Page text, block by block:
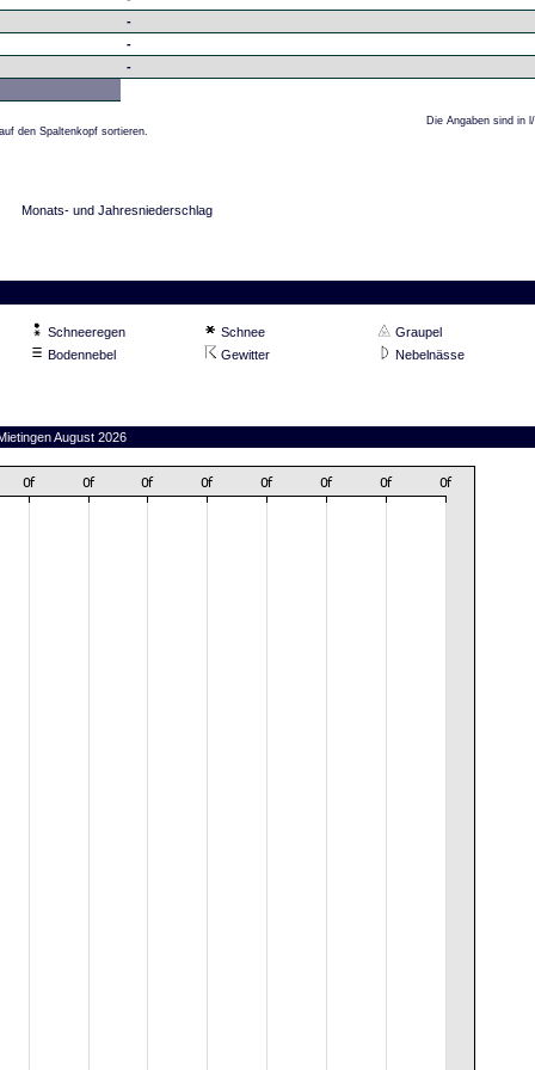
-
-
-
den Spaltenkopf sortieren.
Die Angaben sind in l/
Monats- und Jahresniederschlag
Schneeregen Schnee
Graupel
Bodennebel Gewitter
Nebelnässe
August 2026